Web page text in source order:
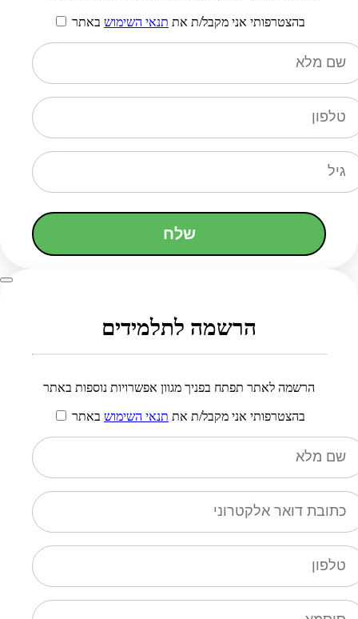
בהצטרפותי אני מקבל/ת את תנאי השימוש באתר
שלח
הרשמה לתלמידים
הרשמה לאתר תפתח בפניך מגוון אפשרויות נוספות באתר
בהצטרפותי אני מקבל/ת את תנאי השימוש באתר